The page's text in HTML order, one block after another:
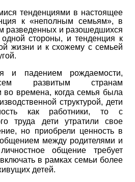
тенденциями в настоящее
к «неполным семьям», в
разведенных и разошедшихся
стороны, и тенденция к
жизни и к схожему с семьей
и падением рождаемости,
развитым странам
во времена, когда семья была
структурой, дети
как работники, то с
труда дети утратили свое
но приобрели ценность в
между родителями и
общение требует
в рамках семьи более
детей.